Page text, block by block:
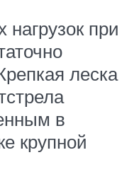
при
леска
в
крупной